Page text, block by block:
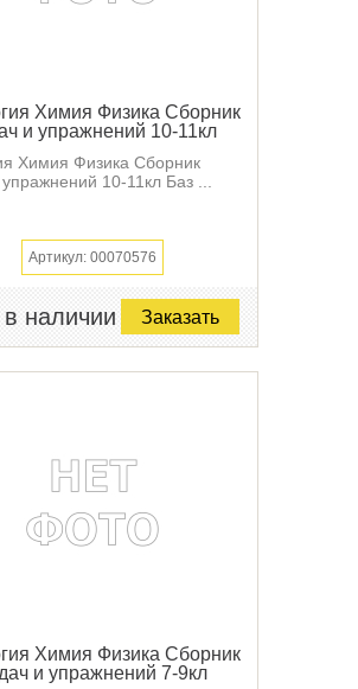
Химия Физика Сборник
и упражнений 10-11кл
Химия Физика Сборник
10-11кл Баз ...
Артикул: 00070576
наличии Заказать
Химия Физика Сборник
и упражнений 7-9кл